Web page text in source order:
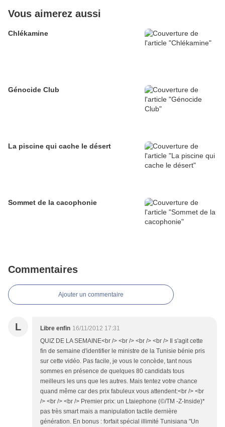
Vous aimerez aussi
Chlékamine
Génocide Club
La piscine qui cache le désert
Sommet de la cacophonie
Commentaires
Ajouter un commentaire
L Libre enfin 16/11/2012 17:31
QUIZ DE LA SEMAINE<br /> <br /> <br /> <br /> Il s'agit cette
fin de semaine d'identifier le ministre de la Tunisie bénie pris
sur cette vidéo. Pas facile, je vous le concède, tant nous
sommes en présence de quelques 80 candidats tous
meilleurs les uns que les autres. Mais tentez votre chance
quand même car des prix fabuleux vous attendent:<br /> <br
/> <br /> <br /> Premier prix: un Ltaiephone (©/TM -Z-Inside)*
pas très smart mais a manipulation tactile dernière
génération. En bonus : forfait spécial illimité Tunisiana "Un